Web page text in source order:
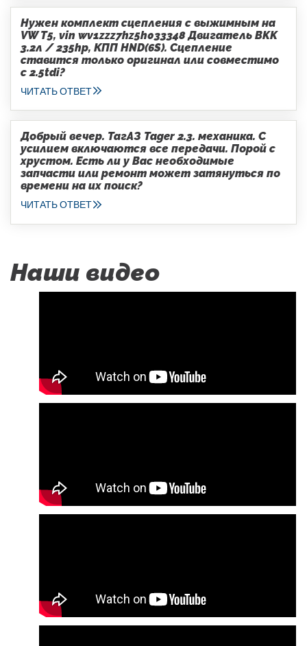
Нужен комплект сцепления с выжимным на
VW T5, vin wv1zzz7hz5h033348 Двигатель BKK
3.2л / 235hp, КПП HND(6S). Сцепление
ставится только оригинал или совместимо
с 2.5tdi?
ЧИТАТЬ ОТВЕТ
Добрый вечер. ТагАЗ Tager 2.3. механика. С
усилием включаются все передачи. Порой с
хрустом. Есть ли у Вас необходимые
запчасти или ремонт может затянуться по
времени на их поиск?
ЧИТАТЬ ОТВЕТ
Наши видео